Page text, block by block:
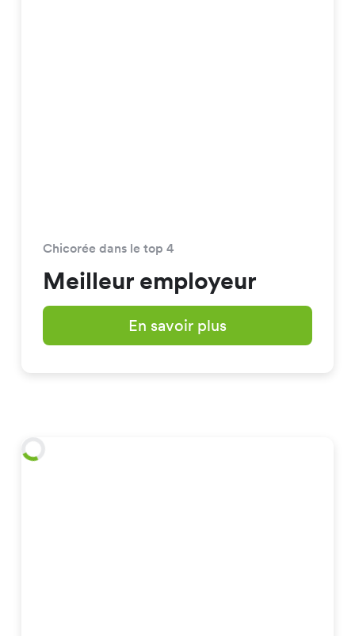
Chicorée dans le top 4
Meilleur employeur
En savoir plus